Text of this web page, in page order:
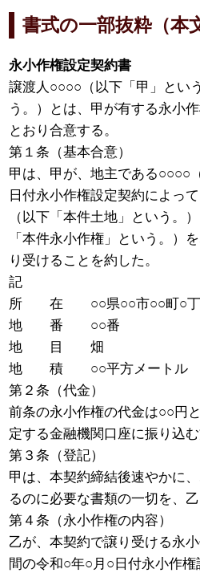
書式の一部抜粋（本
永小作権設定契約書
譲渡人○○○○（以下「甲」とい
う。）とは、甲が有する永小
とおり合意する。
第１条（基本合意）
甲は、甲が、地主である○○○○
日付永小作権設定契約によっ
（以下「本件土地」という。
「本件永小作権」という。）
り受けることを約した。
記
所 在 ○○県○○市○○町○丁
地 番 ○○番
地 目 畑
地 積 ○○平方メートル
第２条（代金）
前条の永小作権の代金は○○円
定する金融機関口座に振り込
第３条（登記）
甲は、本契約締結後速やかに
るのに必要な書類の一切を、乙
第４条（永小作権の内容）
乙が、本契約で譲り受ける永
間の令和○年○月○日付永小作権